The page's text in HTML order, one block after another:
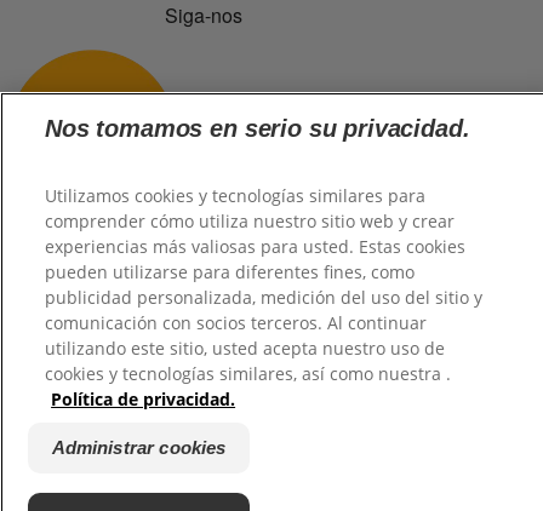
Siga-nos
@2026 TuHogar. Todos los derechos reservados.
Nos tomamos en serio su privacidad.
Utilizamos cookies y tecnologías similares para
comprender cómo utiliza nuestro sitio web y crear
experiencias más valiosas para usted. Estas cookies
pueden utilizarse para diferentes fines, como
publicidad personalizada, medición del uso del sitio y
comunicación con socios terceros. Al continuar
utilizando este sitio, usted acepta nuestro uso de
cookies y tecnologías similares, así como nuestra .
Política de privacidad.
Administrar cookies